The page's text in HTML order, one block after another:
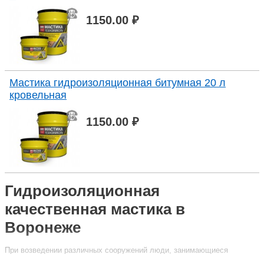
1150.00 ₽
Мастика гидроизоляционная битумная 20 л
кровельная
1150.00 ₽
Гидроизоляционная
качественная мастика в
Воронеже
При возведении различных сооружений люди, занимающиеся